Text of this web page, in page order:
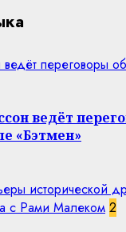
переговоры
ведёт
«Бэтмен»
исторической
с Рами Малеком 2